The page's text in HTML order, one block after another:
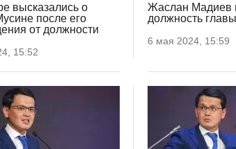
высказались о
после его
от должности
15:52
Жаслан Мадиев
должность
6 мая 2024, 15:59